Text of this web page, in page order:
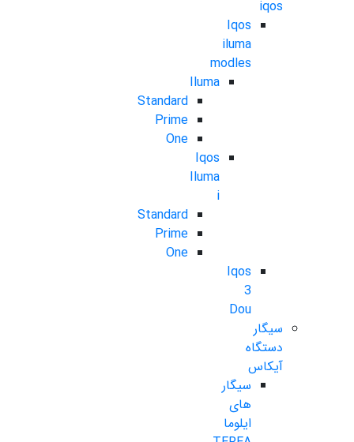
iqos
Iqos
iluma
modles
Iluma
Standard
Prime
One
Iqos
Iluma
i
Standard
Prime
One
Iqos
3
Dou
سیگار
دستگاه
آیکاس
سیگار
های
ایلوما